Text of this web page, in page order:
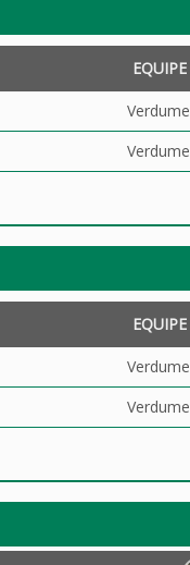
EQUIPE
Verdume
Verdume
EQUIPE
Verdume
Verdume